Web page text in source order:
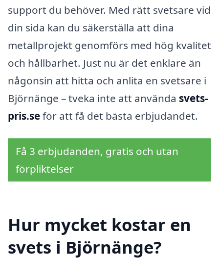
support du behöver. Med rätt svetsare vid
din sida kan du säkerställa att dina
metallprojekt genomförs med hög kvalitet
och hållbarhet. Just nu är det enklare än
någonsin att hitta och anlita en svetsare i
Björnänge – tveka inte att använda svets-
pris.seför att få det bästa erbjudandet.
Få 3 erbjudanden, gratis och utan
förpliktelser
Hur mycket kostar en
svets i Björnänge?